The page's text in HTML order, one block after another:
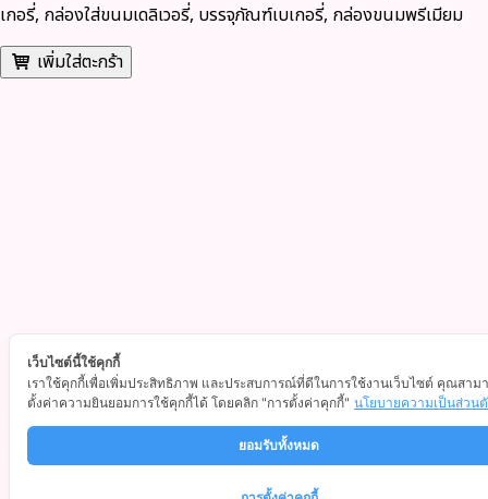
เกอรี่, กล่องใส่ขนมเดลิเวอรี่, บรรจุภัณฑ์เบเกอรี่, กล่องขนมพรีเมียม
เพิ่มใส่ตะกร้า
เว็บไซต์นี้ใช้คุกกี้
เราใช้คุกกี้เพื่อเพิ่มประสิทธิภาพ และประสบการณ์ที่ดีในการใช้งานเว็บไซต์ คุณสาม
ตั้งค่าความยินยอมการใช้คุกกี้ได้ โดยคลิก "การตั้งค่าคุกกี้" นโยบายความเป็นส่วน
ยอมรับทั้งหมด